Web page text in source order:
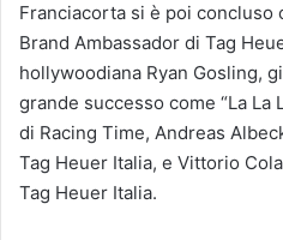
Franciacorta si è poi concluso
Brand Ambassador di Tag
hollywoodiana Ryan Gosling,
grande successo come “La La
di Racing Time, Andreas
Tag Heuer Italia, e Vittorio
Tag Heuer Italia.